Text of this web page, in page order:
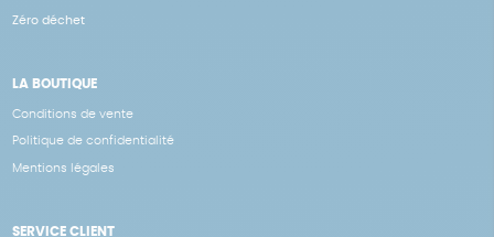
Zéro déchet
LA BOUTIQUE
Conditions de vente
Politique de confidentialité
Mentions légales
SERVICE CLIENT